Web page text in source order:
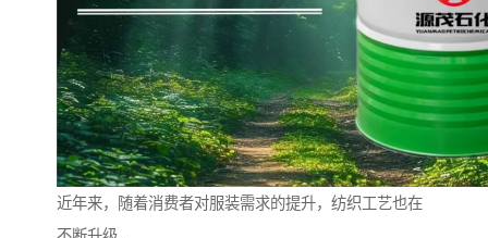
近年来，随着消费者对服装需求的提升，纺织工艺也在